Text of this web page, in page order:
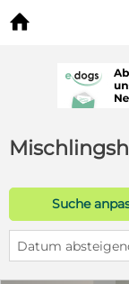

Suche
Datum